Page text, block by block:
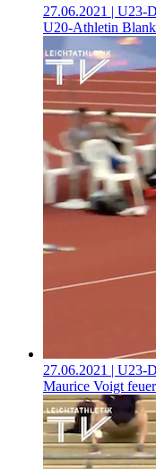
27.06.2021 | U23-
U20-Athletin
27.06.2021 | U23-
Maurice Voigt